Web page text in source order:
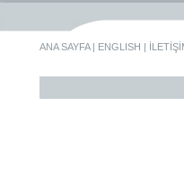
ANA SAYFA| ENGLISH |